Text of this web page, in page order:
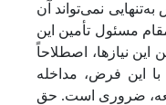
نمی‌تواند آن
مسئول تأمین این
این نیازها، اصطلاحاً
این فرض، مداخله
ضروری است. حق